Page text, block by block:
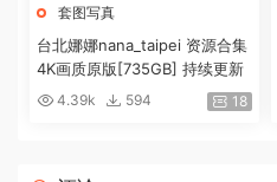
套图写真
台北娜娜nana_taipei 资源合集
4K画质原版[735GB] 持续更新
4.39k 594 18